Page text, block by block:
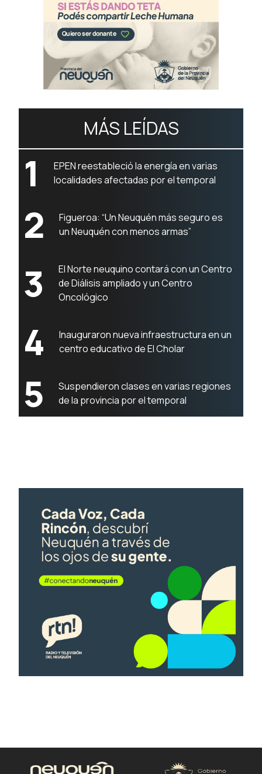
MÁS LEÍDAS
1
EPEN reestableció la energía en varias
localidades afectadas por el temporal
2
Figueroa: “Un Neuquén más seguro es
un Neuquén con menos armas”
3
El Norte neuquino contará con un Centro
de Diálisis ampliado y un Centro
Oncológico
4
Inauguraron nueva infraestructura en un
centro educativo de El Cholar
5
Suspendieron clases en varias regiones
de la provincia por el temporal